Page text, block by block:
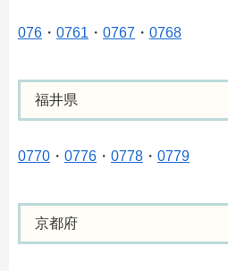
076 ・ 0761 ・ 0767 ・ 0768
福井県
0770 ・ 0776 ・ 0778 ・ 0779
京都府